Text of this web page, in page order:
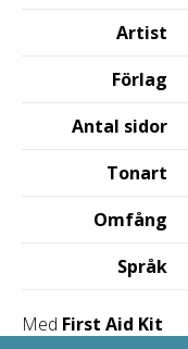
Artist
Förlag
Antal sidor
Tonart
Omfång
Språk
Med First Aid Kit